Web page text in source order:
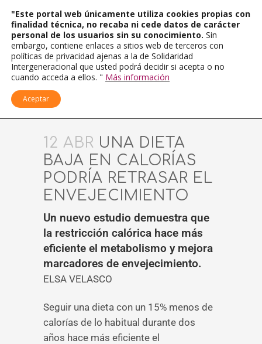
12 ABR UNA DIETA
BAJA EN CALORÍAS
PODRÍA RETRASAR EL
ENVEJECIMIENTO
Un nuevo estudio demuestra que
la restricción calórica hace más
eficiente el metabolismo y mejora
marcadores de envejecimiento.
ELSA VELASCO
Seguir una dieta con un 15% menos de
calorías de lo habitual durante dos
años hace más eficiente el
"Este portal web únicamente utiliza cookies propias con
finalidad técnica, no recaba ni cede datos de carácter
personal de los usuarios sin su conocimiento. Sin
embargo, contiene enlaces a sitios web de terceros con
políticas de privacidad ajenas a la de Solidaridad
Intergeneracional que usted podrá decidir si acepta o no
cuando acceda a ellos. " Más información
Aceptar